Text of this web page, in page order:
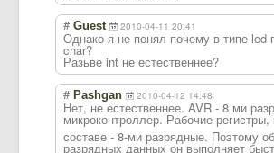
# Guest 2010-04-11 20:41
Однако я не понял почему в типе led
char?
Разьве int не естественнее?
# Pashgan 2010-04-12 14:48
Нет, не естественнее. AVR - 8 ми
микроконтроллер. Рабочие регистры,
составе - 8-ми разрядные. Поэтому
разрядных данных он выполняет